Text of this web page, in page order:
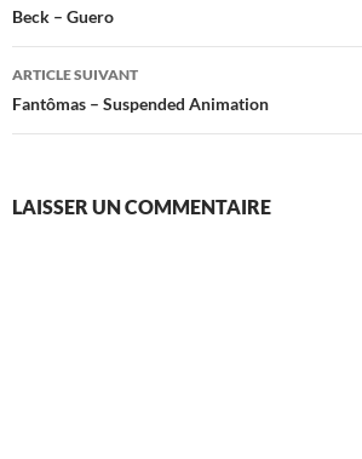
des
articles
Beck – Guero
ARTICLE SUIVANT
Fantômas – Suspended Animation
LAISSER UN COMMENTAIRE